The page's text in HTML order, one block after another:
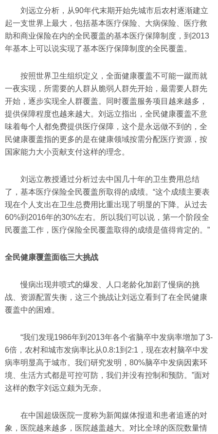
刘远立分析，从90年代末期开始先城市后农村逐渐建立
起一支世界上最大，包括基本医疗保险、大病保险、医疗救
助和商业保险在内的全民覆盖的基本医疗保障制度，到2013
年基本上可以说实现了基本医疗保障制度的全民覆盖。
按照世界卫生组织定义，全面健康覆盖不可能一蹴而就
一夜实现，所需要的人群从脆弱人群先开始，最需要人群先
开始，逐步实现全人群覆盖。同时覆盖服务项目越来越多，
提供保障程度也越来越大。刘远立指出，全民健康覆盖不意
味着每个人都免费提供医疗保障，这个是永远做不到的，全
民健康覆盖指的更多的是在健康领域按需分配医疗资源，按
国家能力大小贡献支付这样的理念。
刘远立教授通过分析过去中国几十年的卫生费用总结
了，基本医疗保险全民覆盖所取得的成绩。“这个成绩主要表
现在个人支出在卫生总费用比重出现了明显的下降。从过去
60%到2016年的30%左右。所以我们可以说，第一个阶段全
民覆盖工作，医疗保险全民覆盖取得的成绩是值得肯定的。”
全民健康覆盖面临三大挑战
慢病出现井喷式的爆发、人口老龄化加剧了慢病的挑
战、资源配置失衡，这三个挑战让刘远立看到了在全民健康
覆盖中的困难。
“我们发现1986年到2013年各个省脑卒中发病率增加了3-
6倍，农村和城市发病率比从0.8:1到2:1，现在农村脑卒中发
病率明显高于城市。我们研究发明，80%脑卒中发病因素环
境、生活方式都是可控可防，我们并没有控制和预防。”面对
这样的数字刘远立颇为无奈。
在中国超级医院一度称为新闻媒体报道和患者追逐的对
象，医院越来越多，医院越盖越大。对比全球的医院数量情